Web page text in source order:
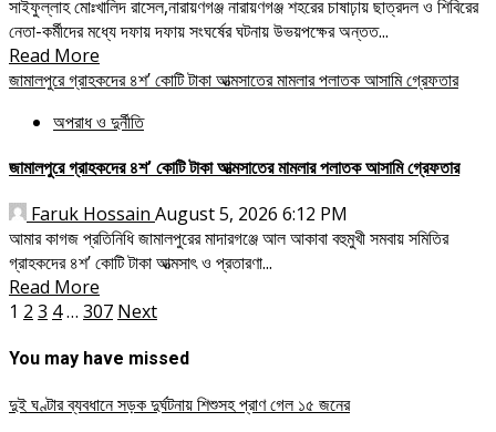
সাইফুল্লাহ মোঃখালিদ রাসেল,নারায়ণগঞ্জ নারায়ণগঞ্জ শহরের চাষাঢ়ায় ছাত্রদল ও শিবিরের
নেতা-কর্মীদের মধ্যে দফায় দফায় সংঘর্ষের ঘটনায় উভয়পক্ষের অন্তত...
Read More
জামালপুরে গ্রাহকদের ৪শ’ কোটি টাকা আত্মসাতের মামলার পলাতক আসামি গ্রেফতার
অপরাধ ও দুর্নীতি
জামালপুরে গ্রাহকদের ৪শ’ কোটি টাকা আত্মসাতের মামলার পলাতক আসামি গ্রেফতার
Faruk Hossain August 5, 2026 6:12 PM
আমার কাগজ প্রতিনিধি জামালপুরের মাদারগঞ্জে আল আকাবা বহুমুখী সমবায় সমিতির
গ্রাহকদের ৪শ’ কোটি টাকা আত্মসাৎ ও প্রতারণা...
Read More
Posts
pagination
1 2 3 4… 307 Next
You may have missed
দুই ঘণ্টার ব্যবধানে সড়ক দুর্ঘটনায় শিশুসহ প্রাণ গেল ১৫ জনের